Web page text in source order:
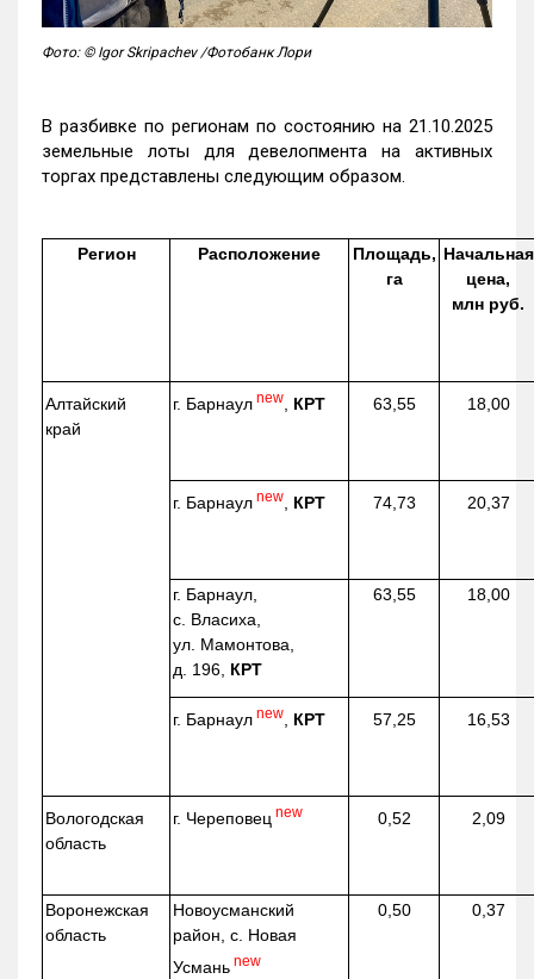
Фото: © Igor Skripachev /Фотобанк Лори
В разбивке по регионам по состоянию на 21.10.2025
земельные лоты для девелопмента на активных
торгах представлены следующим образом.
Регион Расположение
Площадь,
га
Начальная
цена,
млн руб.
Алтайский
край
г. Барнаул new КРТ 63,55 18,00
г. Барнаул new КРТ 74,73 20,37
г. Барнаул,
с. Власиха,
ул. Мамонтова,
д. 196, КРТ
63,55 18,00
г. Барнаул new КРТ 57,25 16,53
Вологодская
область
г. Череповец new 0,52 2,09
Воронежская
область
Новоусманский
район, с. Новая
Усмань new
0,50 0,37